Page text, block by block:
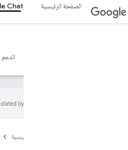
الصفحة الرئيسية Chat
الدعم
الصفحة الرئيسية